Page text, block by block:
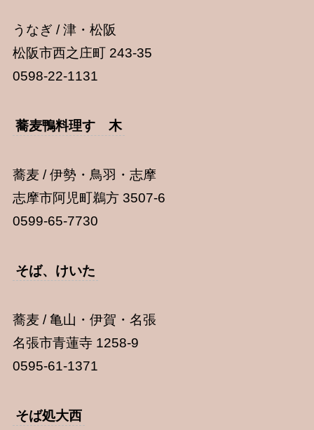
うなぎ / 津・松阪
松阪市西之庄町 243-35
0598-22-1131
蕎麦鴨料理すゞ木
蕎麦 / 伊勢・鳥羽・志摩
志摩市阿児町鵜方 3507-6
0599-65-7730
そば、けいた
蕎麦 / 亀山・伊賀・名張
名張市青蓮寺 1258-9
0595-61-1371
そば処大西